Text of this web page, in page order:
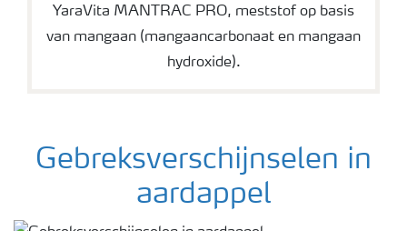
YaraVita MANTRAC PRO, meststof op basis
van mangaan (mangaancarbonaat en mangaan
hydroxide).
Gebreksverschijnselen in
aardappel